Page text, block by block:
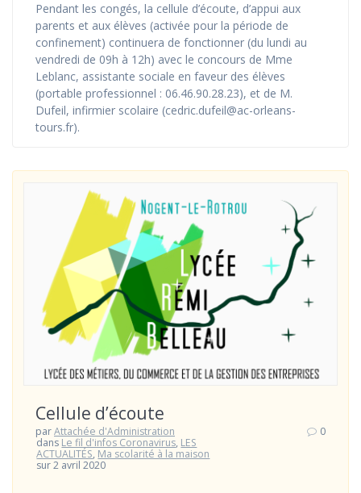
Pendant les congés, la cellule d’écoute, d’appui aux
parents et aux élèves (activée pour la période de
confinement) continuera de fonctionner (du lundi au
vendredi de 09h à 12h) avec le concours de Mme
Leblanc, assistante sociale en faveur des élèves
(portable professionnel : 06.46.90.28.23), et de M.
Dufeil, infirmier scolaire (cedric.dufeil@ac-orleans-
tours.fr).
Cellule d’écoute
parAttachée d'Administration
dans Le fil d'infos Coronavirus, LES
ACTUALITÉS, Ma scolarité à la maison
sur 2 avril 2020
0